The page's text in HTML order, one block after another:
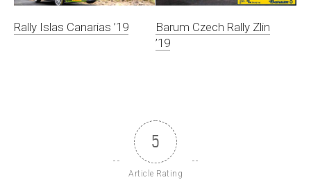
Rally Islas Canarias ’19
Barum Czech Rally Zlin
’19
5
Article Rating